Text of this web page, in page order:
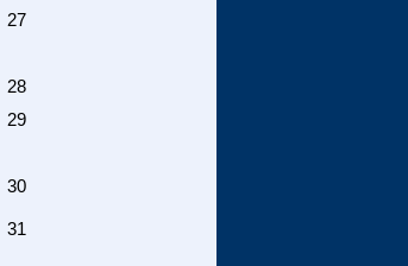
27
28
29
30
31